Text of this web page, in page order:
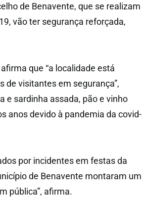
de Benavente, que se realizam
vão ter segurança reforçada,
que “a localidade está
de visitantes em segurança”,
e sardinha assada, pão e vinho
anos devido à pandemia da covid-
por incidentes em festas da
de Benavente montaram um
pública”, afirma.